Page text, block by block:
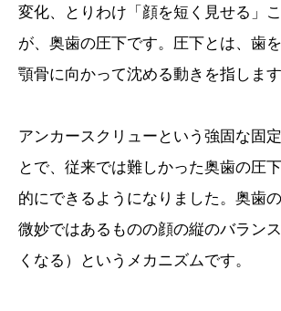
変化、とりわけ「顔を短く見せる」
が、奥歯の圧下です。圧下とは、歯
顎骨に向かって沈める動きを指します
アンカースクリューという強固な固
とで、従来では難しかった奥歯の圧
的にできるようになりました。奥歯の
微妙ではあるものの顔の縦のバラン
くなる）というメカニズムです。